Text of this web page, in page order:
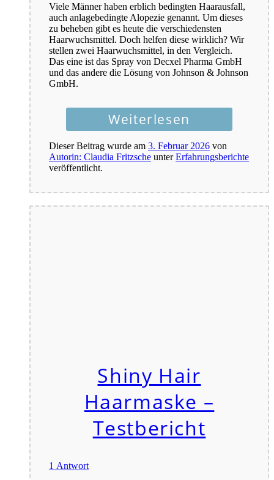
Viele Männer haben erblich bedingten Haarausfall,
auch anlagebedingte Alopezie genannt. Um dieses
zu beheben gibt es heute die verschiedensten
Haarwuchsmittel. Doch helfen diese wirklich? Wir
stellen zwei Haarwuchsmittel, in den Vergleich.
Das eine ist das Spray von Decxel Pharma GmbH
und das andere die Lösung von Johnson & Johnson
GmbH.
Weiterlesen
Dieser Beitrag wurde am 3. Februar 2026 von
Autorin: Claudia Fritzsche unterErfahrungsberichte
veröffentlicht.
Shiny Hair
Haarmaske –
Testbericht
1 Antwort